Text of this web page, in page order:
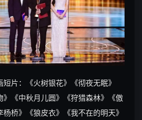
片：《火树银花》《彻夜无眠》
》《中秋月儿圆》《狩猎森林》《傲
桥》《狼皮衣》《我不在的明天》